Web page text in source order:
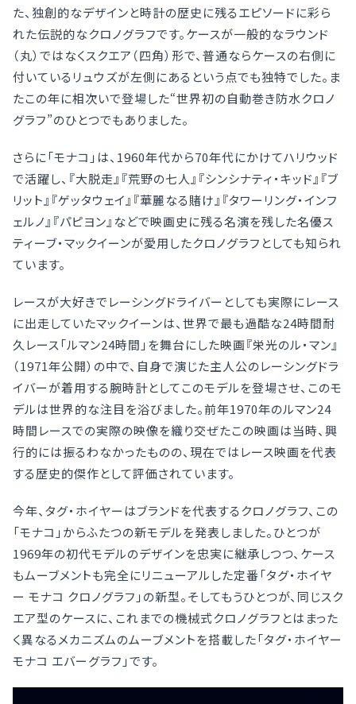
た、独創的なデザインと時計の歴史に残るエピソードに彩ら
れた伝説的なクロノグラフです。ケースが一般的なラウンド
（丸）ではなくスクエア（四角）形で、普通ならケースの右側に
付いているリュウズが左側にあるという点でも独特でした。ま
たこの年に相次いで登場した“世界初の自動巻き防水クロノ
グラフ”のひとつでもありました。
さらに「モナコ」は、1960年代から70年代にかけてハリウッド
で活躍し、『大脱走』『荒野の七人』『シンシナティ・キッド』『ブ
リット』『ゲッタウェイ』『華麗なる賭け』『タワーリング・インフ
ェルノ』『パピヨン』などで映画史に残る名演を残した名優ス
ティーブ・マックイーンが愛用したクロノグラフとしても知られ
ています。
レースが大好きでレーシングドライバーとしても実際にレース
に出走していたマックイーンは、世界で最も過酷な24時間耐
久レース「ルマン24時間」を舞台にした映画『栄光のル・マン』
（1971年公開）の中で、自身で演じた主人公のレーシングドラ
イバーが着用する腕時計としてこのモデルを登場させ、このモ
デルは世界的な注目を浴びました。前年1970年のルマン24
時間レースでの実際の映像を織り交ぜたこの映画は当時、興
行的には振るわなかったものの、現在ではレース映画を代表
する歴史的傑作として評価されています。
今年、タグ・ホイヤーはブランドを代表するクロノグラフ、この
「モナコ」からふたつの新モデルを発表しました。ひとつが
1969年の初代モデルのデザインを忠実に継承しつつ、ケース
もムーブメントも完全にリニューアルした定番「タグ・ホイヤ
ー モナコ クロノグラフ」の新型。そしてもうひとつが、同じスク
エア型のケースに、これまでの機械式クロノグラフとはまった
く異なるメカニズムのムーブメントを搭載した「タグ・ホイヤー
モナコ エバーグラフ」です。